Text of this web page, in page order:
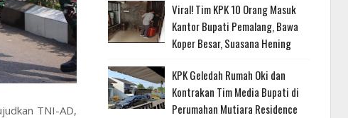
TNI-AD,
Viral! Tim KPK 10 Orang Masuk
Kantor Bupati Pemalang, Bawa
Koper Besar, Suasana Hening
KPK Geledah Rumah Oki dan
Kontrakan Tim Media Bupati di
Perumahan Mutiara Residence